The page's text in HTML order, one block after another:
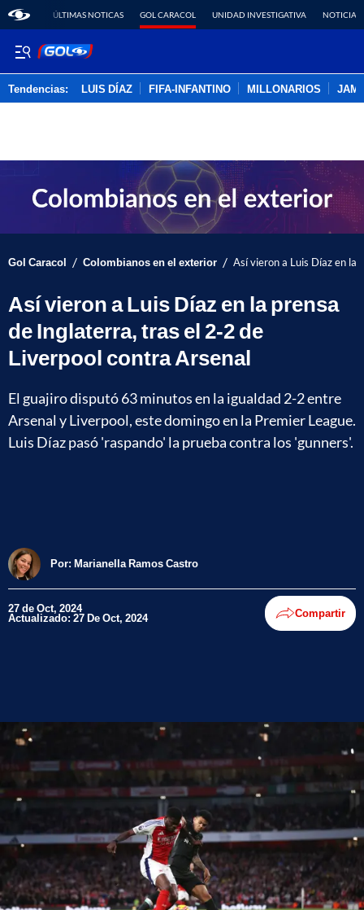
ÚLTIMAS NOTICAS GOL CARACOL UNIDAD INVESTIGATIVA NOTICIAS
Tendencias: LUIS DÍAZ FIFA-INFANTINO MILLONARIOS
Gol Caracol / Colombianos en el exterior / Así vieron a Luis Díaz en la
Así vieron a Luis Díaz en la prensa
de Inglaterra, tras el 2-2 de
Liverpool contra Arsenal
El guajiro disputó 63 minutos en la igualdad 2-2 entre
Arsenal y Liverpool, este domingo en la Premier League.
Luis Díaz pasó 'raspando' la prueba contra los 'gunners'.
Por: Marianella Ramos Castro
27 de Oct, 2024
Actualizado: 27 De Oct, 2024 Compartir